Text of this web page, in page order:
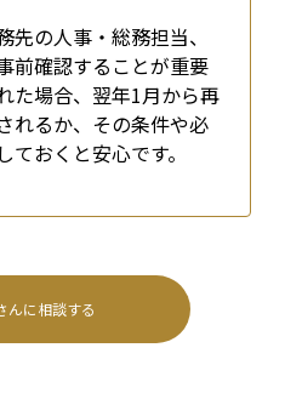
の人事・総務担当、
前確認することが重要
た場合、翌年1月から再
れるか、その条件や必
おくと安心です。
んに相談する